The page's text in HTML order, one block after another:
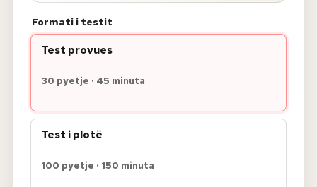
Formati i testit
Test provues
30 pyetje · 45 minuta
Test i plotë
100 pyetje · 150 minuta